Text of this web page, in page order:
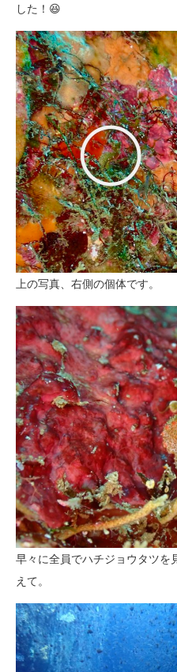
した！😆
上の写真、右側の個体です。
早々に全員でハチジョウタツを
えて。